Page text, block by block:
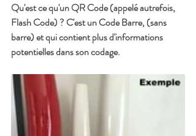
Qu'est ce qu'un QR Code (appelé autrefois,
Flash Code) ? C'est un Code Barre, (sans
barre) et qui contient plus d'informations
potentielles dans son codage.